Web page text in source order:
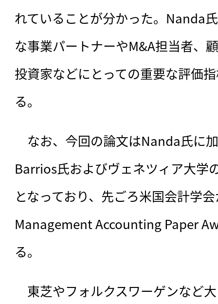
れていることが分かった。Nanda
な事業パートナーやM&A担当者、
投資家などにとっての重要な評価
る。
なお、今回の論文はNanda氏に
Barrios氏およびヴェネツィア大学
となっており、先ごろ米国会計学
Management Accounting Paper
る。
東芝やフォルクスワーゲンなど